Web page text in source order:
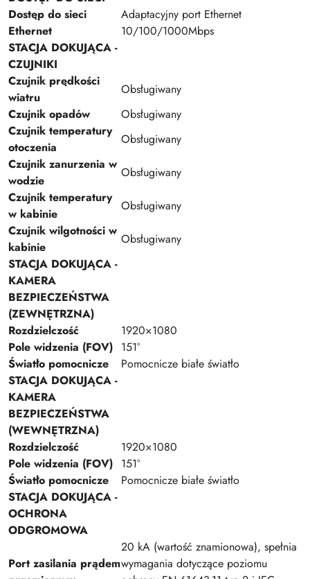
Dostęp do sieci
Ethernet
Adaptacyjny port Ethernet
10/100/1000Mbps
STACJA DOKUJĄCA -
CZUJNIKI
Czujnik prędkości
wiatru
Obsługiwany
Czujnik opadów
Obsługiwany
Czujnik temperatury
otoczenia
Obsługiwany
Czujnik zanurzenia w
wodzie
Obsługiwany
Czujnik temperatury
w kabinie
Obsługiwany
Czujnik wilgotności w
kabinie
Obsługiwany
STACJA DOKUJĄCA -
KAMERA
BEZPIECZEŃSTWA
(ZEWNĘTRZNA)
Rozdzielczość
1920×1080
Pole widzenia (FOV) 151°
Światło pomocnicze
Pomocnicze białe światło
STACJA DOKUJĄCA -
KAMERA
BEZPIECZEŃSTWA
(WEWNĘTRZNA)
Rozdzielczość
1920×1080
Pole widzenia (FOV) 151°
Światło pomocnicze
Pomocnicze białe światło
STACJA DOKUJĄCA -
OCHRONA
ODGROMOWA
Port zasilania prądem
20 kA (wartość znamionowa), spełnia
wymagania dotyczące poziomu